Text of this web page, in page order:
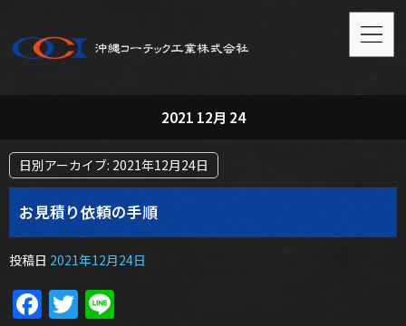
2021 12月 24
日別アーカイブ: 2021年12月24日
お見積り依頼の手順
投稿日 2021年12月24日
Facebook
Twitter